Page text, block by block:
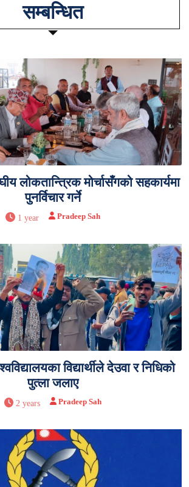
सम्बन्धित
लोकतान्त्रिक मोर्चासँगको सहकार्यमा
पुनर्विचार गर्ने
1 year Pradeep Sah
विद्यार्थीले देउवा र निधिको
पुत्ला जलाए
2 years Pradeep Sah